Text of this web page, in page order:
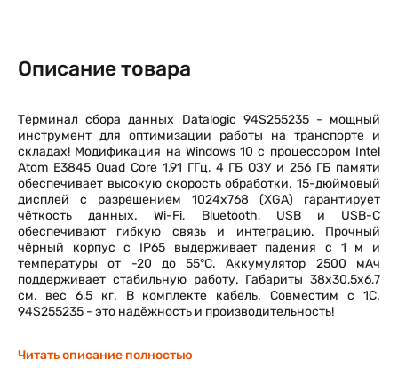
Описание товара
Терминал сбора данных Datalogic 94S255235 - мощный
инструмент для оптимизации работы на транспорте и
складах! Модификация на Windows 10 с процессором Intel
Atom E3845 Quad Core 1,91 ГГц, 4 ГБ ОЗУ и 256 ГБ памяти
обеспечивает высокую скорость обработки. 15-дюймовый
дисплей с разрешением 1024x768 (XGA) гарантирует
чёткость данных. Wi-Fi, Bluetooth, USB и USB-C
обеспечивают гибкую связь и интеграцию. Прочный
чёрный корпус с IP65 выдерживает падения с 1 м и
температуры от -20 до 55°C. Аккумулятор 2500 мАч
поддерживает стабильную работу. Габариты 38x30,5x6,7
см, вес 6,5 кг. В комплекте кабель. Совместим с 1С.
94S255235 - это надёжность и производительность!
Читать описание полностью